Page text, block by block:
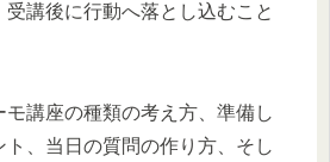
講後に行動へ落とし込むこと
モ講座の種類の考え方、準備し
、当日の質問の作り方、そし